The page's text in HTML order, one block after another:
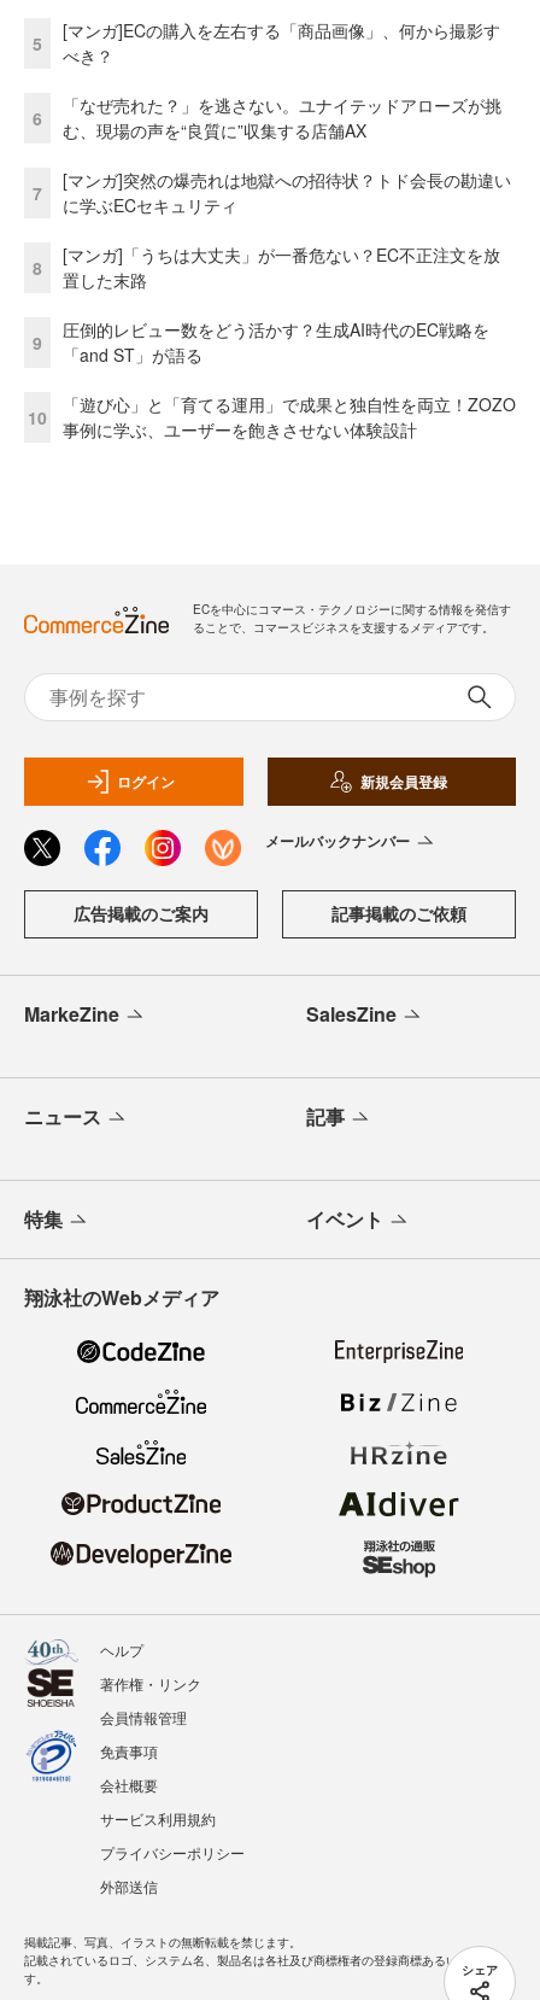
シェア
5
[マンガ]ECの購入を左右する「商品画像」、何から撮影す
べき？
6
「なぜ売れた？」を逃さない。ユナイテッドアローズが挑
む、現場の声を“良質に”収集する店舗AX
7
[マンガ]突然の爆売れは地獄への招待状？トド会長の勘違い
に学ぶECセキュリティ
8
[マンガ]「うちは大丈夫」が一番危ない？EC不正注文を放
置した末路
9
圧倒的レビュー数をどう活かす？生成AI時代のEC戦略を
「and ST」が語る
10
「遊び心」と「育てる運用」で成果と独自性を両立！ZOZO
事例に学ぶ、ユーザーを飽きさせない体験設計
ECを中心にコマース・テクノロジーに関する情報を発信す
ることで、コマースビジネスを支援するメディアです。
ログイン 新規会員登録
メールバックナンバー
広告掲載のご案内 記事掲載のご依頼
MarkeZine SalesZine
ニュース 記事
特集 イベント
翔泳社のWebメディア
ヘルプ
著作権・リンク
会員情報管理
免責事項
会社概要
サービス利用規約
プライバシーポリシー
外部送信
掲載記事、写真、イラストの無断転載を禁じます。
記載されているロゴ、システム名、製品名は各社及び商標権者の登録商標あるいは商標で
す。